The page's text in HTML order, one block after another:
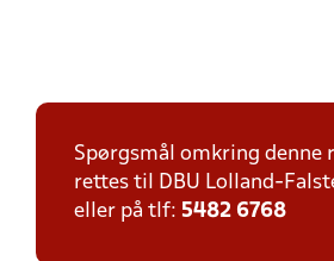
Spørgsmål omkring denne
rettes til DBU Lolland-
eller på tlf: 5482 6768